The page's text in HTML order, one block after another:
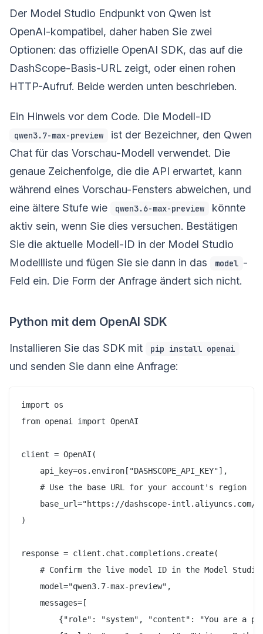
Der Model Studio Endpunkt von Qwen ist
OpenAI-kompatibel, daher haben Sie zwei
Optionen: das offizielle OpenAI SDK, das auf die
DashScope-Basis-URL zeigt, oder einen rohen
HTTP-Aufruf. Beide werden unten beschrieben.
Ein Hinweis vor dem Code. Die Modell-ID
qwen3.7-max-preview
ist der Bezeichner, den Qwen
Chat für das Vorschau-Modell verwendet. Die
genaue Zeichenfolge, die die API erwartet, kann
während eines Vorschau-Fensters abweichen, und
eine ältere Stufe wie
qwen3.6-max-preview
könnte
aktiv sein, wenn Sie dies versuchen. Bestätigen
Sie die aktuelle Modell-ID in der Model Studio
Modellliste und fügen Sie sie dann in das
model -
Feld ein. Die Form der Anfrage ändert sich nicht.
Python mit dem OpenAI SDK
Installieren Sie das SDK mit pip install openai
und senden Sie dann eine Anfrage:
import os
from openai import OpenAI
client = OpenAI(
    api_key=os.environ["DASHSCOPE_API_KEY"],
    # Use the base URL for your account's region
base_url="https://dashscope-intl.aliyuncs.com/
)
response = client.chat.completions.create(
# Confirm the live model ID in the Model
    model="qwen3.7-max-preview",
    messages=[
{"role": "system", "content": "You are a